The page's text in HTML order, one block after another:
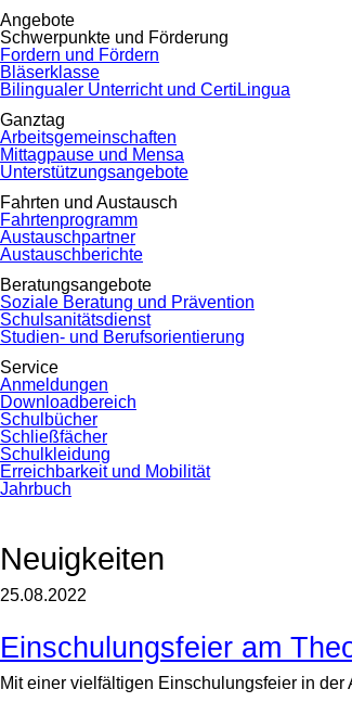
Angebote
Schwerpunkte und Förderung
Fordern und Fördern
Bläserklasse
Bilingualer Unterricht und CertiLingua
Ganztag
Arbeitsgemeinschaften
Mittagpause und Mensa
Unterstützungsangebote
Fahrten und Austausch
Fahrtenprogramm
Austauschpartner
Austauschberichte
Beratungsangebote
Soziale Beratung und Prävention
Schulsanitätsdienst
Studien- und Berufsorientierung
Service
Anmeldungen
Downloadbereich
Schulbücher
Schließfächer
Schulkleidung
Erreichbarkeit und Mobilität
Jahrbuch
Neuigkeiten
25.08.2022
Einschulungsfeier am
Mit einer vielfältigen Einschulungsfeier in